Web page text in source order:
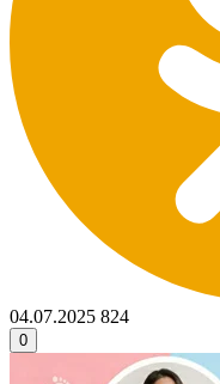
04.07.2025 824
0